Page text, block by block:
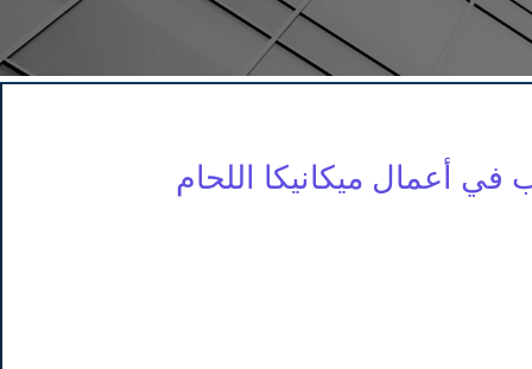
في أعمال ميكانيكا اللحام